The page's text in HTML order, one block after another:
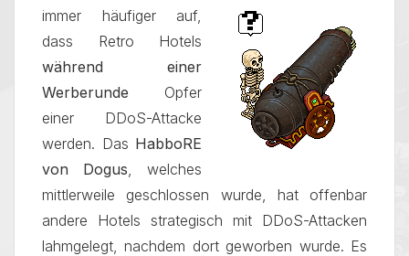
immer häufiger auf,
dass Retro Hotels
während einer
Werberunde Opfer
einer DDoS-Attacke
werden. Das HabboRE
von Dogus, welches
mittlerweile geschlossen wurde, hat offenbar
andere Hotels strategisch mit DDoS-Attacken
lahmgelegt, nachdem dort geworben wurde. Es